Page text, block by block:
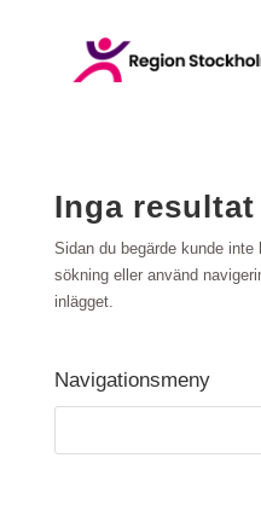
Inga
Sidan du begärde kunde
sökning eller använd
inlägget.
Navigationsmeny